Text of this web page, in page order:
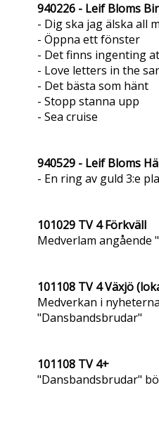
940226 - Leif Bloms
- Dig ska jag älska all
- Öppna ett fönster
- Det finns ingenting
- Love letters in the
- Det bästa som hänt
- Stopp stanna upp
- Sea cruise
940529 - Leif Bloms
- En ring av guld 3:e
101029 TV 4 Förkväll
Medverlam angående
101108 TV 4 Växjö
Medverkan i
"Dansbandsbrudar"
101108 TV 4+
"Dansbandsbrudar"